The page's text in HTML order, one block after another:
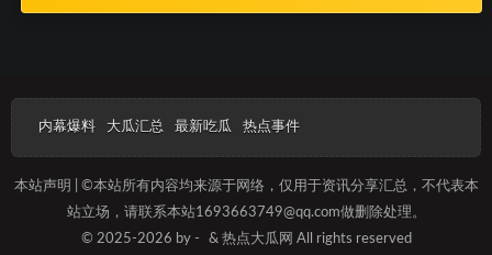
内幕爆料 大瓜汇总 最新吃瓜 热点事件
本站声明 | ©本站所有内容均来源于网络，仅用于资讯分享汇总，不代表本
站立场，请联系本站1693663749@qq.com做删除处理。
© 2025-2026 by -
& 热点大瓜网 All rights reserved